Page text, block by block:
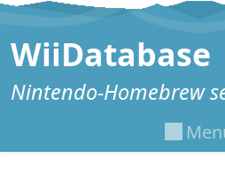
Zum Inhalt springen
WiiDatabase
Nintendo-Homebrew